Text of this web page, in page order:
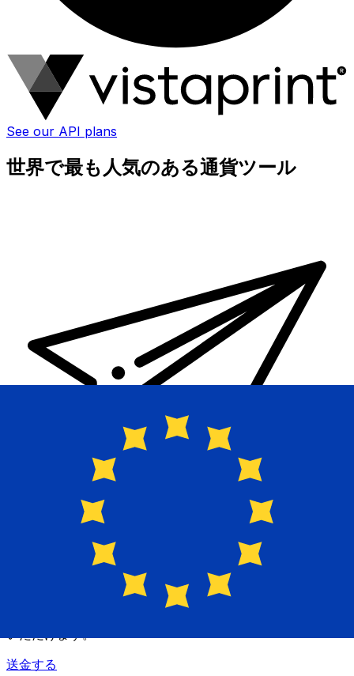
See our API plans
世界で最も人気のある通貨ツール
オンラインの送金が迅速、安全、簡単に行えます。ライブの
送金する